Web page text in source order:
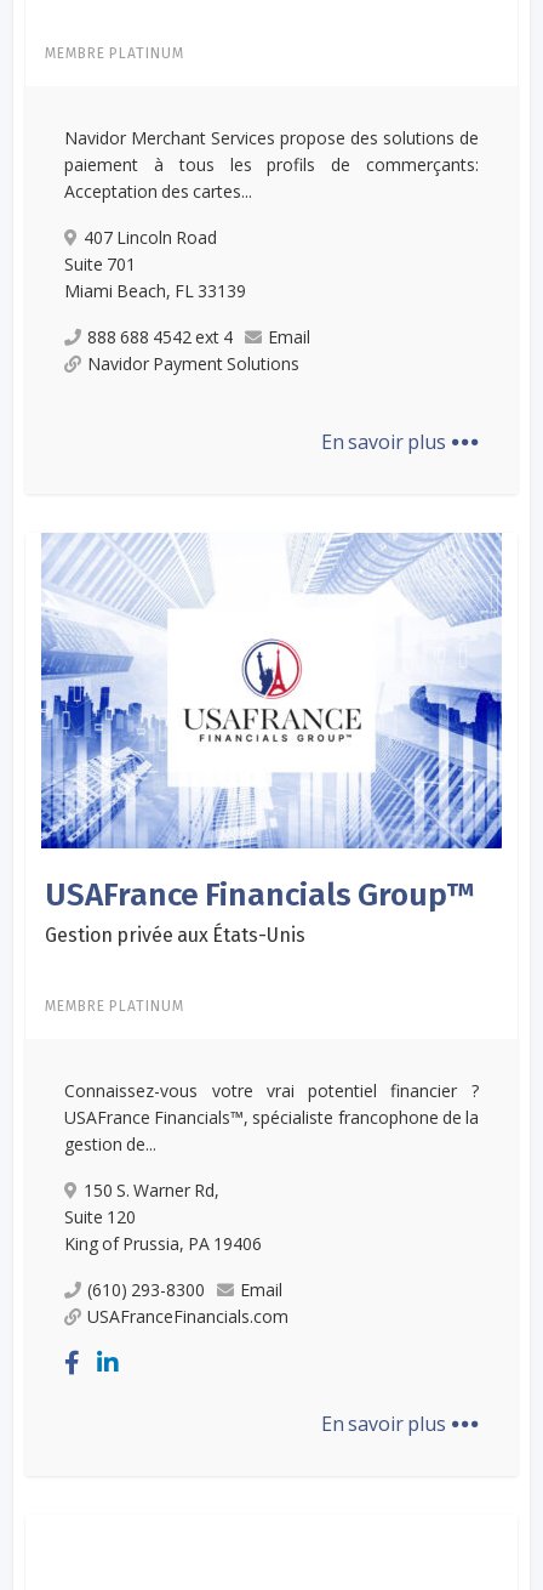
MEMBRE PLATINUM
Navidor Merchant Services propose des solutions de
paiement à tous les profils de commerçants:
Acceptation des cartes...
407 Lincoln Road
Suite 701
Miami Beach, FL 33139
888 688 4542 ext 4
Email
Navidor Payment Solutions
En savoir plus ...
USAFrance Financials Group™
Gestion privée aux États-Unis
MEMBRE PLATINUM
Connaissez-vous votre vrai potentiel financier ?
USAFrance Financials™, spécialiste francophone de la
gestion de...
150 S. Warner Rd,
Suite 120
King of Prussia, PA 19406
(610) 293-8300
Email
USAFranceFinancials.com
En savoir plus ...